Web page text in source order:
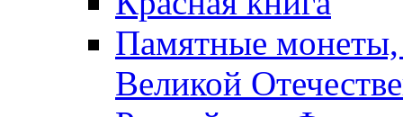
Памятные
Великой